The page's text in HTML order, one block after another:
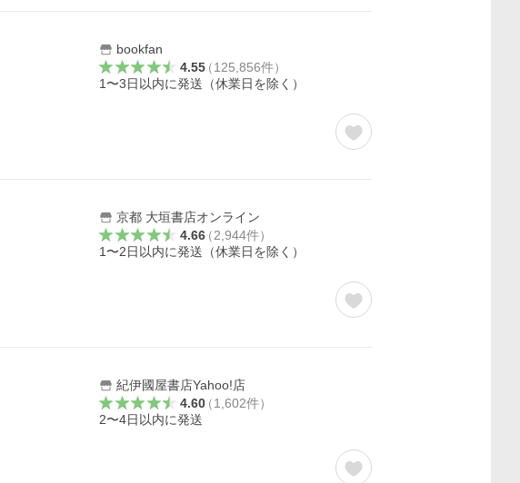
bookfan
4.55（125,856件）
1〜3日以内に発送（休業日を除く）
京都 大垣書店オンライン
4.66（2,944件）
1〜2日以内に発送（休業日を除く）
紀伊國屋書店Yahoo!店
4.60（1,602件）
2〜4日以内に発送